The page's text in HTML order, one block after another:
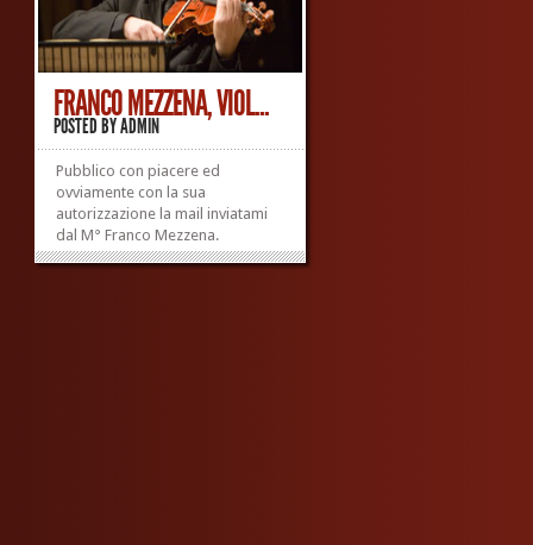
FRANCO MEZZENA, VIOL...
POSTED BYADMIN
Pubblico con piacere ed
ovviamente con la sua
autorizzazione la mail inviatami
dal M° Franco Mezzena.
Carissimo, magnifico libro,